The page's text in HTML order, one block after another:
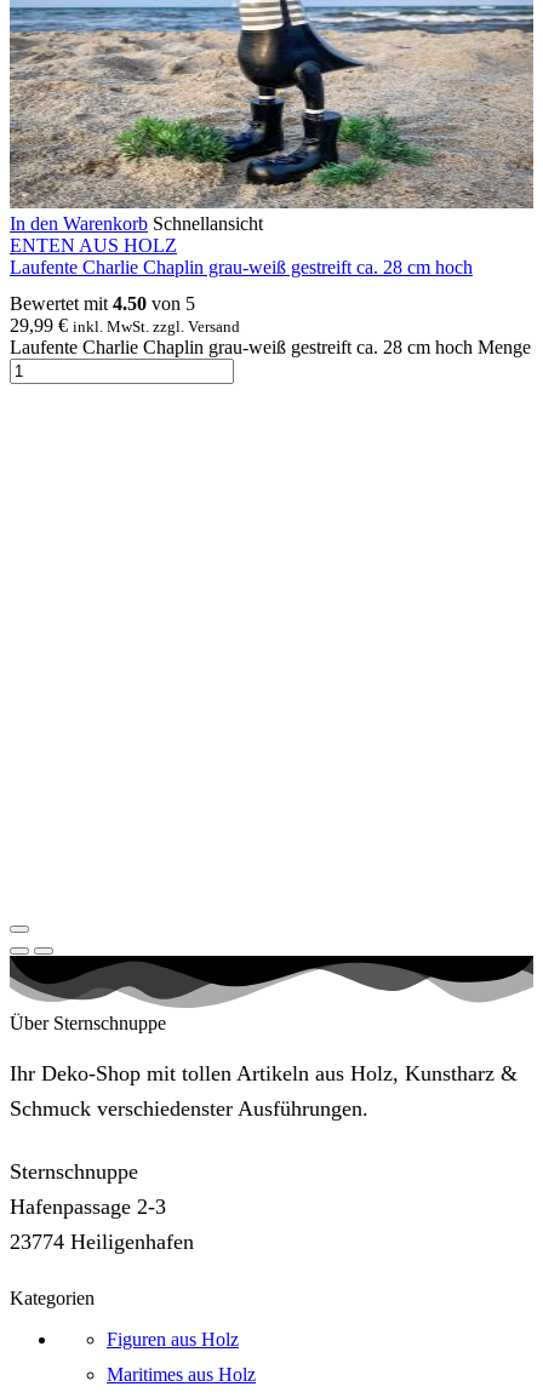
In den Warenkorb Schnellansicht
ENTEN AUS HOLZ
Laufente Charlie Chaplin grau-weiß gestreift ca. 28 cm hoch
Bewertet mit 4.50 von 5
29,99 € inkl. MwSt. zzgl. Versand
Laufente Charlie Chaplin grau-weiß gestreift ca. 28 cm hoch Menge
Über Sternschnuppe
Ihr Deko-Shop mit tollen Artikeln aus Holz, Kunstharz &
Schmuck verschiedenster Ausführungen.
Sternschnuppe
Hafenpassage 2-3
23774 Heiligenhafen
Kategorien
Figuren aus Holz
Maritimes aus Holz